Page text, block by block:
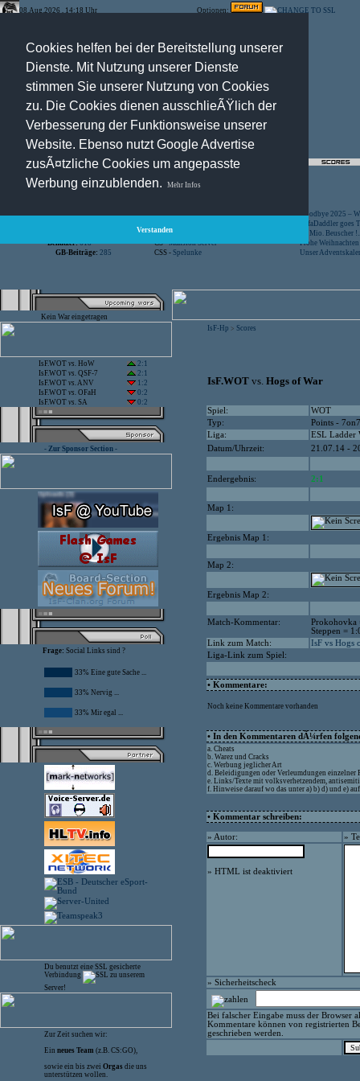
Cookies helfen bei der Bereitstellung unserer
Dienste. Mit Nutzung unserer Dienste
stimmen Sie unserer Nutzung von Cookies
zu. Die Cookies dienen ausschlieÃŸlich der
Verbesserung der Funktionsweise unserer
Website. Ebenso nutzt Google Advertise
zusÃ¤tzliche Cookies um angepasste
Werbung einzublenden.
Mehr Infos
Verstanden
08.Aug.2026 , 14:18 Uhr Optionen:
Besucher:44446225 CS -SniperWar Server
Goodbye 2025 –
SofaDaddler goes
CS -FunYard
40 Mio. Beuscher
Benutzer: 618 CS -Mansion Server
Frohe
GB-Beiträge: 285 CSS - Spelunke Unser
Kein War eingetragen
IsF.WOT vs. HoW
2:1
IsF.WOT vs. QSF-7
2:1
IsF.WOT vs.ANV
1:2
IsF.WOT vs. OFaH
0:2
IsF.WOT vs. SA 0:2
- Zur Sponsor Section -
Frage: Social Links sind ?
33% Eine gute Sache ...
33% Nervig ...
33% Mir egal ...
Du benutzt eine SSL gesicherte
Verbindung
zu unserem
Server!
Zur Zeit suchen wir:
Ein neues Team (z.B. CS:GO),
sowie ein bis zwei Orgas die uns
unterstützen wollen.
IsF-Hp > Scores
IsF.WOT vs. Hogs of War
Spiel:
WOT
Typ:
Points - 7on7
Liga:
ESL Ladder
Datum/Uhrzeit:
21.07.14 -
Endergebnis: 2:1
Map 1:
Ergebnis Map 1:
Map 2:
Ergebnis Map 2:
Match-Kommentar:
Prokohovka
Steppen =
Link zum Match:
IsF vs Hogs
Liga-Link zum Spiel:
• Kommentare:
Noch keine Kommentare vorhanden
• In den Kommentaren dÃ¼rfen
a. Cheats
b. Warez und Cracks
c. Werbung jeglicher Art
d. Beleidigungen oder Verleumdungen einzelner
e. Links/Texte mit volksverhetzendem,
f. Hinweise darauf wo das unter a) b) d) und e)
• Kommentar schreiben:
» Autor: »
» HTML ist deaktiviert
» Sicherheitscheck
Bei falscher Eingabe muss der Browser
Kommentare können von registrierten
geschrieben werden.